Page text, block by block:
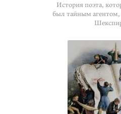
История поэта,
был тайным